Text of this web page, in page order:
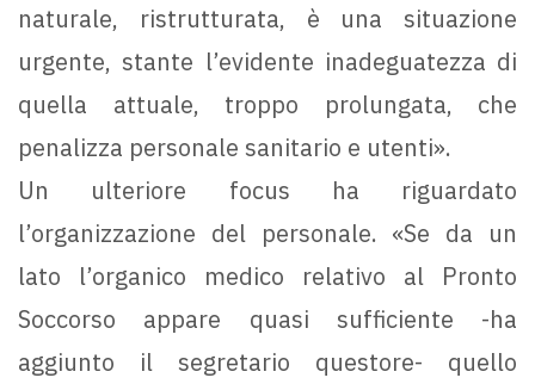
naturale, ristrutturata, è una situazione
urgente, stante l’evidente inadeguatezza di
quella attuale, troppo prolungata, che
penalizza personale sanitario e utenti».
Un ulteriore focus ha riguardato
l’organizzazione del personale. «Se da un
lato l’organico medico relativo al Pronto
Soccorso appare quasi sufficiente -ha
aggiunto il segretario questore- quello